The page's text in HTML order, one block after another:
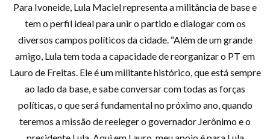
Para Ivoneide, Lula Maciel representa a militância de base e
tem o perfil ideal para unir o partido e dialogar com os
diversos campos políticos da cidade. “Além de um grande
amigo, Lula tem toda a capacidade de reorganizar o PT em
Lauro de Freitas. Ele é um militante histórico, que está sempre
ao lado da base, e sabe conversar com todas as forças
políticas, o que será fundamental no próximo ano, quando
teremos a missão de reeleger o governador Jerônimo e o